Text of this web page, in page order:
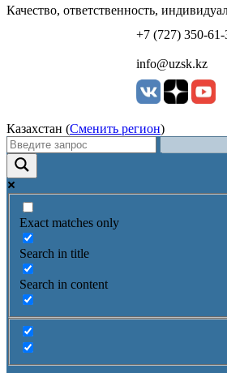
УЗСК Казахстан
Качество, ответственность,
+7 (727) 350-61-
info@uzsk.kz
Казахстан (Сменить регион)
Exact matches only
Search in title
Search in content